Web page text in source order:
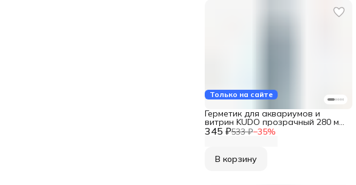
Только на сайте
345 ₽533 ₽−35%
Герметик для аквариумов и
витрин KUDO прозрачный 280 мл
KSK-200
В корзину